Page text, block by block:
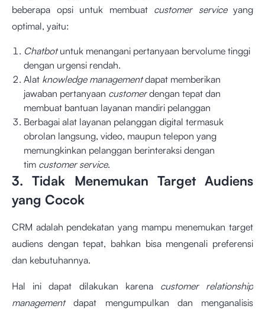
beberapa opsi untuk membuat customer serviceyang
optimal, yaitu:
Chatbotuntuk menangani pertanyaan bervolume tinggi
dengan urgensi rendah.
Alat knowledge managementdapat memberikan
jawaban pertanyaan customerdengan tepat dan
membuat bantuan layanan mandiri pelanggan
Berbagai alat layanan pelanggan digital termasuk
obrolan langsung, video, maupun telepon yang
memungkinkan pelanggan berinteraksi dengan
tim customer service.
3. Tidak Menemukan Target Audiens
yang Cocok
CRM adalah pendekatan yang mampu menemukan target
audiens dengan tepat, bahkan bisa mengenali preferensi
dan kebutuhannya.
Hal ini dapat dilakukan karena customer relationship
managementdapat mengumpulkan dan menganalisis